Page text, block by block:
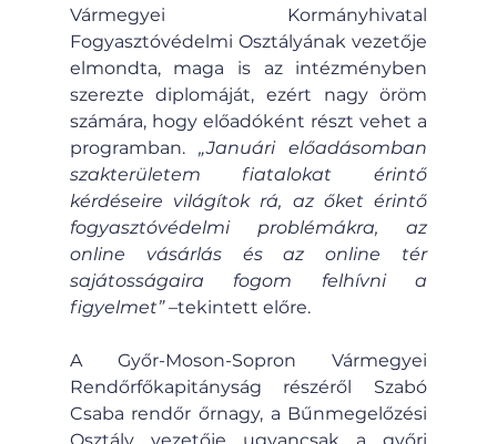
Vármegyei Kormányhivatal
Fogyasztóvédelmi Osztályának vezetője
elmondta, maga is az intézményben
szerezte diplomáját, ezért nagy öröm
számára, hogy előadóként részt vehet a
programban. „Januári előadásomban
szakterületem fiatalokat érintő
kérdéseire világítok rá, az őket érintő
fogyasztóvédelmi problémákra, az
online vásárlás és az online tér
sajátosságaira fogom felhívni a
figyelmet” –tekintett előre.
A Győr-Moson-Sopron Vármegyei
Rendőrfőkapitányság részéről Szabó
Csaba rendőr őrnagy, a Bűnmegelőzési